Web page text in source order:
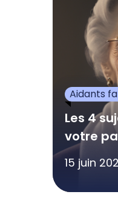
Aidants
Les 4
votre
15 juin